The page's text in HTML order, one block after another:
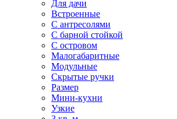
Для дачи
Встроенные
С антресолями
С барной стойкой
С островом
Малогабаритные
Модульные
Скрытые ручки
Размер
Мини-кухни
Узкие